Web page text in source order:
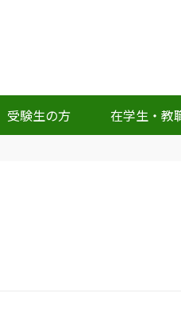
受験生の方 在学生・教